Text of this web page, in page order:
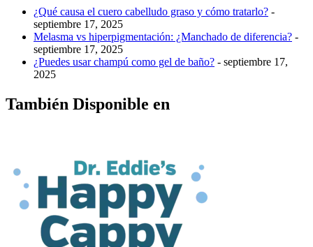
¿Qué causa el cuero cabelludo graso y cómo tratarlo? -
septiembre 17, 2025
Melasma vs hiperpigmentación: ¿Manchado de diferencia? -
septiembre 17, 2025
¿Puedes usar champú como gel de baño? - septiembre 17,
2025
También Disponible en